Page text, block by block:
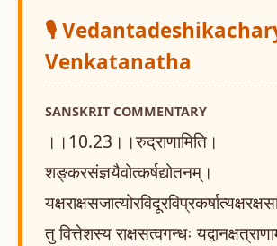
🎙️
Venkatanatha
SANSKRIT COMMENTARY
।।10.23।।रुद्राणामिति।
शङ्करसंज्ञयैवोत्कर्षद्योतनम्।
तु वित्तेशस्य राक्षसत्वगन्धः